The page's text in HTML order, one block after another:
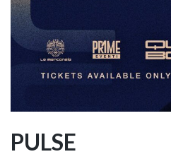
PULSE